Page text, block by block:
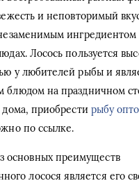
и неповторимый
ингредиентом
Лосось пользуется
у любителей рыбы и
блюдом на праздничном
дома, приобрести рыбу
по ссылке.
основных преимуществ
лосося является его